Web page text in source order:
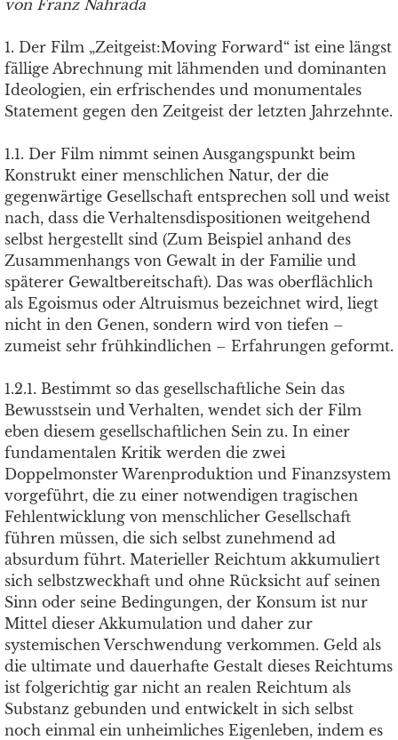
von Franz Nahrada
1. Der Film „Zeitgeist:Moving Forward“ ist eine längst
fällige Abrechnung mit lähmenden und dominanten
Ideologien, ein erfrischendes und monumentales
Statement gegen den Zeitgeist der letzten Jahrzehnte.
1.1. Der Film nimmt seinen Ausgangspunkt beim
Konstrukt einer menschlichen Natur, der die
gegenwärtige Gesellschaft entsprechen soll und weist
nach, dass die Verhaltensdispositionen weitgehend
selbst hergestellt sind (Zum Beispiel anhand des
Zusammenhangs von Gewalt in der Familie und
späterer Gewaltbereitschaft). Das was oberflächlich
als Egoismus oder Altruismus bezeichnet wird, liegt
nicht in den Genen, sondern wird von tiefen –
zumeist sehr frühkindlichen – Erfahrungen geformt.
1.2.1. Bestimmt so das gesellschaftliche Sein das
Bewusstsein und Verhalten, wendet sich der Film
eben diesem gesellschaftlichen Sein zu. In einer
fundamentalen Kritik werden die zwei
Doppelmonster Warenproduktion und Finanzsystem
vorgeführt, die zu einer notwendigen tragischen
Fehlentwicklung von menschlicher Gesellschaft
führen müssen, die sich selbst zunehmend ad
absurdum führt. Materieller Reichtum akkumuliert
sich selbstzweckhaft und ohne Rücksicht auf seinen
Sinn oder seine Bedingungen, der Konsum ist nur
Mittel dieser Akkumulation und daher zur
systemischen Verschwendung verkommen. Geld als
die ultimate und dauerhafte Gestalt dieses Reichtums
ist folgerichtig gar nicht an realen Reichtum als
Substanz gebunden und entwickelt in sich selbst
noch einmal ein unheimliches Eigenleben, indem es